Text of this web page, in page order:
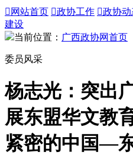
 网站首页 政协工作 政协动
建设
当前位置： 广西政协网首页
委员风采
杨志光：突出
展东盟华文教
紧密的中国—